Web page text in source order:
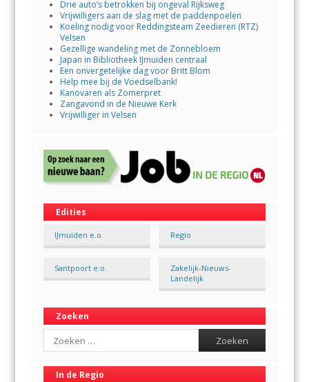
Drie auto’s betrokken bij ongeval Rijksweg
Vrijwilligers aan de slag met de paddenpoelen
Koeling nodig voor Reddingsteam Zeedieren (RTZ)
Velsen
Gezellige wandeling met de Zonnebloem
Japan in Bibliotheek IJmuiden centraal
Een onvergetelijke dag voor Britt Blom
Help mee bij de Voedselbank!
Kanovaren als Zomerpret
Zangavond in de Nieuwe Kerk
Vrijwilliger in Velsen
Edities
IJmuiden e.o. Regio
Santpoort e.o.
Zakelijk-Nieuws-
Landelijk
Zoeken
Search
In de Regio